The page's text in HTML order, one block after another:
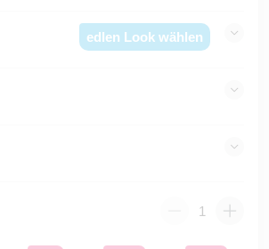
edlen Look wählen